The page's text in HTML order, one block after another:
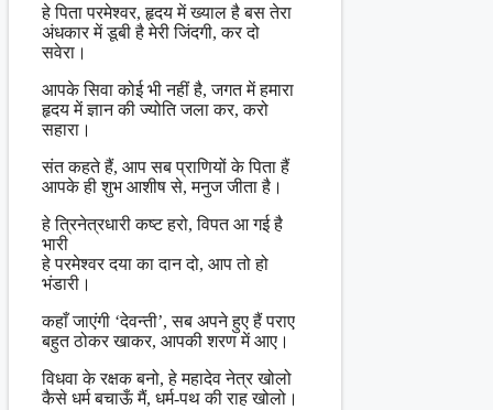
हे पिता परमेश्वर, हृदय में ख्याल है बस तेरा
अंधकार में डूबी है मेरी जिंदगी, कर दो
सवेरा।
आपके सिवा कोई भी नहीं है, जगत में हमारा
हृदय में ज्ञान की ज्योति जला कर, करो
सहारा।
संत कहते हैं, आप सब प्राणियों के पिता हैं
आपके ही शुभ आशीष से, मनुज जीता है।
हे त्रिनेत्रधारी कष्ट हरो, विपत आ गई है
भारी
हे परमेश्वर दया का दान दो, आप तो हो
भंडारी।
कहाँ जाएंगी ‘देवन्ती’, सब अपने हुए हैं पराए
बहुत ठोकर खाकर, आपकी शरण में आए।
विधवा के रक्षक बनो, हे महादेव नेत्र खोलो
कैसे धर्म बचाऊँ मैं, धर्म-पथ की राह खोलो।